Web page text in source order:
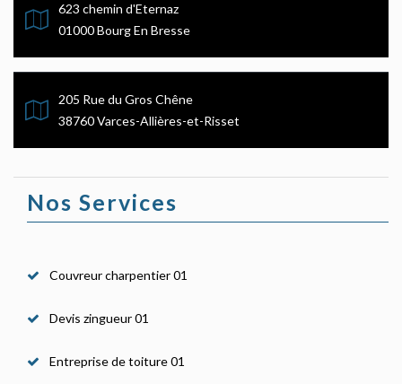
623 chemin d'Eternaz
01000 Bourg En Bresse
205 Rue du Gros Chêne
38760 Varces-Allières-et-Risset
Nos Services
Couvreur charpentier 01
Devis zingueur 01
Entreprise de toiture 01